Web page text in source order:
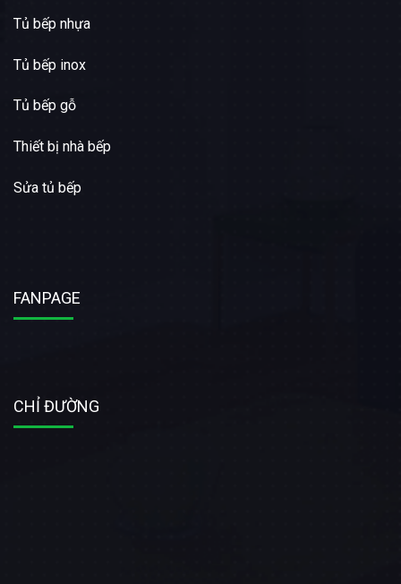
Tủ bếp nhựa
Tủ bếp inox
Tủ bếp gỗ
Thiết bị nhà bếp
Sửa tủ bếp
FANPAGE
CHỈ ĐƯỜNG